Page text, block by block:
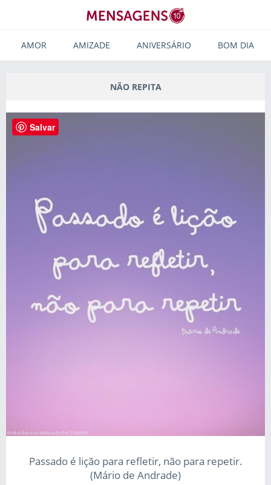
AMOR AMIZADE ANIVERSÁRIO BOM DIA
NÃO REPITA
Passado é lição para refletir, não para repetir.
(Mário de Andrade)
Salvar